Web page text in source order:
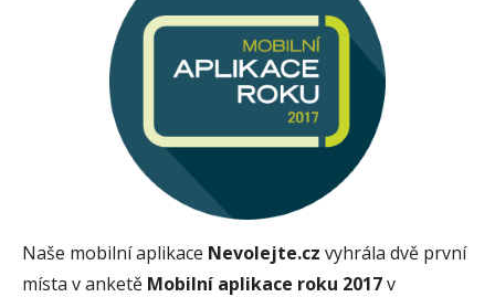
Naše mobilní aplikace Nevolejte.cz vyhrála dvě první
místa v anketě Mobilní aplikace roku 2017v